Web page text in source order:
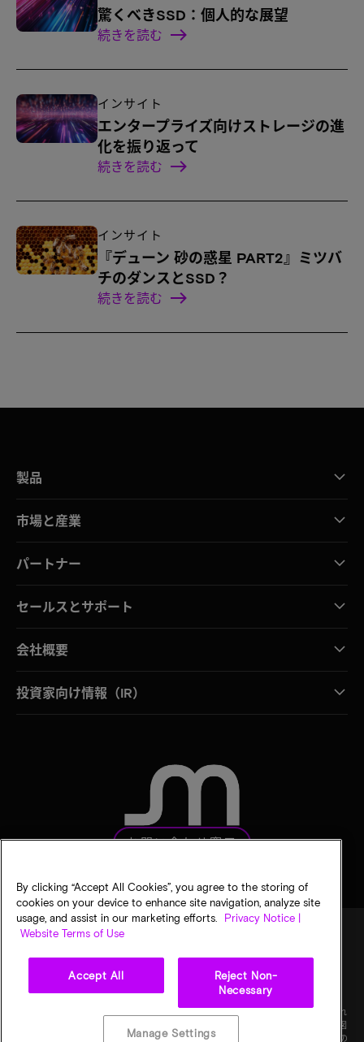
驚くべきSSD：個人的な展望
続きを読む
インサイト
エンタープライズ向けストレージの進
化を振り返って
続きを読む
インサイト
『デューン 砂の惑星 PART2』ミツバ
チのダンスとSSD？
続きを読む
製品
市場と産業
パートナー
セールスとサポート
会社概要
投資家向け情報（IR）
お問い合わせ窓口
マイクロンのプライバシー通知 販売条件
Micron Technology, Inc. All rights reserved. 情報、製品、仕様は予告なく変更され
ることがあります。すべての情報は何らの保証なく「現状有姿」の状態で提供されます。図
画の縮尺は正確ではありません。マイクロン、マイクロンのロゴ、およびその他のすべての
By clicking “Accept All Cookies”, you agree to the storing of
cookies on your device to enhance site navigation, analyze site
usage, and assist in our marketing efforts.
Privacy Notice |
Website Terms of Use
Accept All
Reject Non-
Necessary
Manage Settings